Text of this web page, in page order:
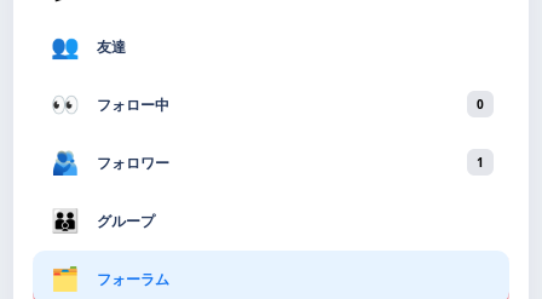
友達
フォロー中 0
フォロワー 1
グループ
フォーラム